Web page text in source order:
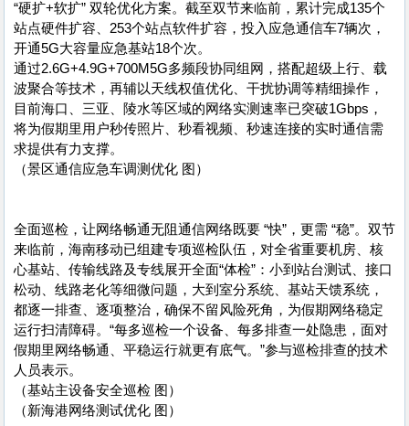
“硬扩+软扩” 双轮优化方案。截至双节来临前，累计完成135个
站点硬件扩容、253个站点软件扩容，投入应急通信车7辆次，
开通5G大容量应急基站18个次。
通过2.6G+4.9G+700M5G多频段协同组网，搭配超级上行、载
波聚合等技术，再辅以天线权值优化、干扰协调等精细操作，
目前海口、三亚、陵水等区域的网络实测速率已突破1Gbps，
将为假期里用户秒传照片、秒看视频、秒速连接的实时通信需
求提供有力支撑。
（景区通信应急车调测优化 图）
全面巡检，让网络畅通无阻通信网络既要 “快”，更需 “稳”。双节
来临前，海南移动已组建专项巡检队伍，对全省重要机房、核
心基站、传输线路及专线展开全面“体检”：小到站台测试、接口
松动、线路老化等细微问题，大到室分系统、基站天馈系统，
都逐一排查、逐项整治，确保不留风险死角，为假期网络稳定
运行扫清障碍。“每多巡检一个设备、每多排查一处隐患，面对
假期里网络畅通、平稳运行就更有底气。”参与巡检排查的技术
人员表示。
（基站主设备安全巡检 图）
（新海港网络测试优化 图）